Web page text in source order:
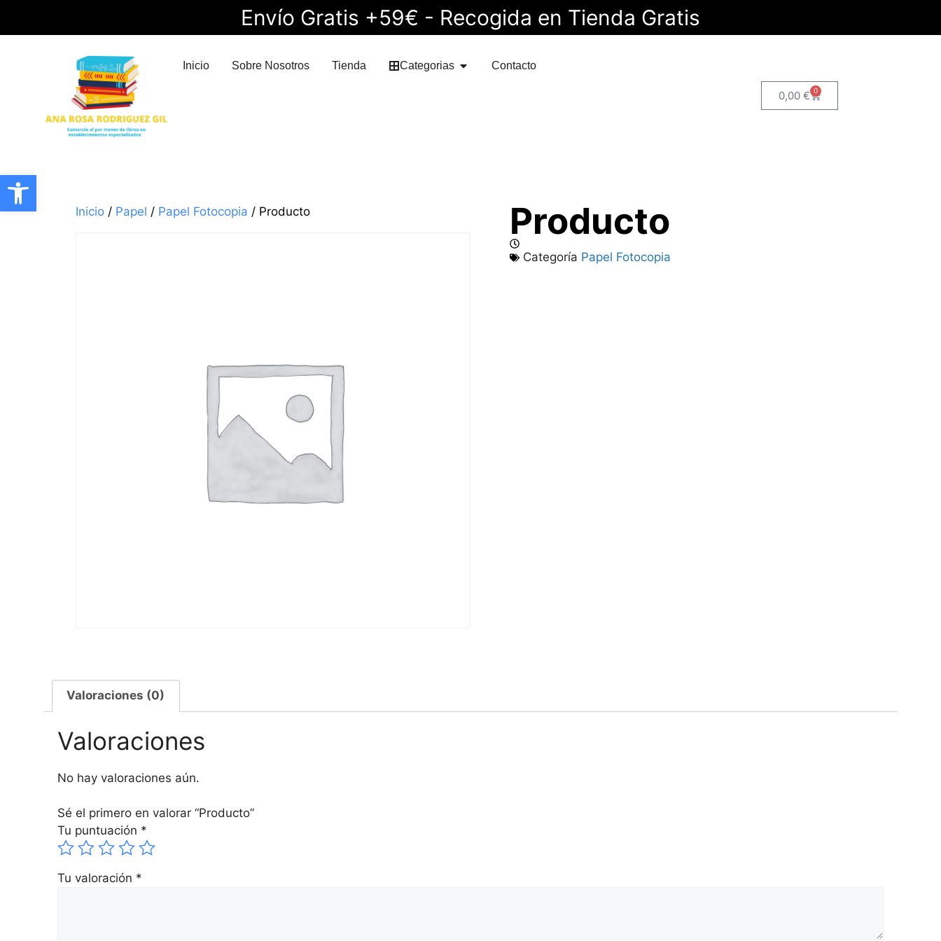
Abrir barra de herramientas
Envío Gratis +59€ - Recogida en Tienda Gratis
Inicio Sobre Nosotros Tienda Categorias Contacto
0,00 € 0
Producto
Categoría Papel Fotocopia
Inicio/ Papel / Papel Fotocopia / Producto
Valoraciones (0)
Valoraciones
No hay valoraciones aún.
Sé el primero en valorar “Producto”
Tu puntuación *
Tu valoración *